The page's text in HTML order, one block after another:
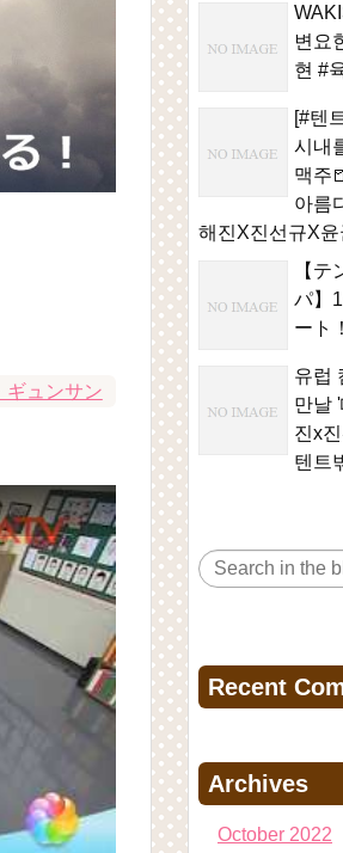
ギュンサン
변요
현 #
[#텐
시내
맥주
아름
해진X진선규X
【
パ】
ート！
유럽
만날
진x
텐트
Recent
Archives
October 2022